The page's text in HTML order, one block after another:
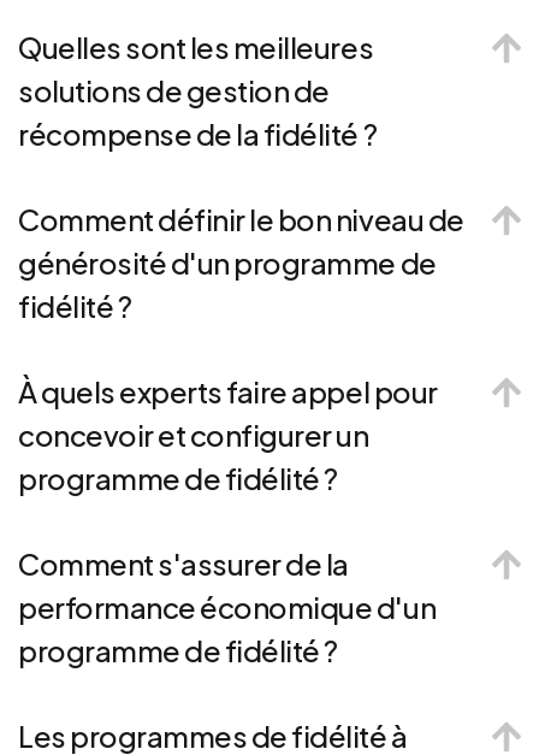
Quelles sont les meilleures
solutions de gestion de
récompense de la fidélité ?
Comment définir le bon niveau de
générosité d'un programme de
fidélité ?
À quels experts faire appel pour
concevoir et configurer un
programme de fidélité ?
Comment s'assurer de la
performance économique d'un
programme de fidélité ?
Les programmes de fidélité à